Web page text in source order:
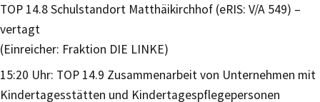
TOP 14.8 Schulstandort Matthäikirchhof (eRIS: V/A 549) –
vertagt
(Einreicher: Fraktion DIE LINKE)
15:20 Uhr: TOP 14.9 Zusammenarbeit von Unternehmen mit
Kindertagesstätten und Kindertagespflegepersonen